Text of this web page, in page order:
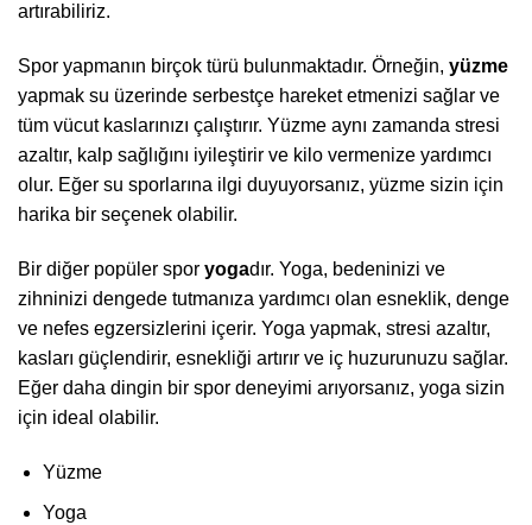
artırabiliriz.
Spor yapmanın birçok türü bulunmaktadır. Örneğin, yüzme
yapmak su üzerinde serbestçe hareket etmenizi sağlar ve
tüm vücut kaslarınızı çalıştırır. Yüzme aynı zamanda stresi
azaltır, kalp sağlığını iyileştirir ve kilo vermenize yardımcı
olur. Eğer su sporlarına ilgi duyuyorsanız, yüzme sizin için
harika bir seçenek olabilir.
Bir diğer popüler spor yogadır. Yoga, bedeninizi ve
zihninizi dengede tutmanıza yardımcı olan esneklik, denge
ve nefes egzersizlerini içerir. Yoga yapmak, stresi azaltır,
kasları güçlendirir, esnekliği artırır ve iç huzurunuzu sağlar.
Eğer daha dingin bir spor deneyimi arıyorsanız, yoga sizin
için ideal olabilir.
Yüzme
Yoga